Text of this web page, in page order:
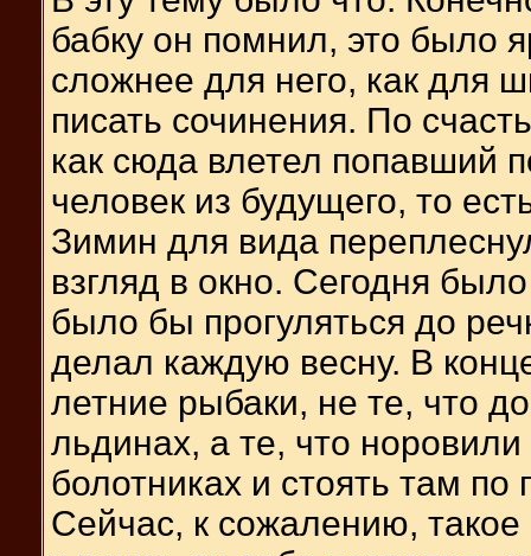
бабку он помнил, это было
сложнее для него, как для
писать сочинения. По
как сюда влетел попавший
человек из будущего, то
Зимин для вида
взгляд в окно. Сегодня
было бы прогуляться до
делал каждую весну. В
летние рыбаки, не те, что
льдинах, а те, что
болотниках и стоять там по
Сейчас, к сожалению, такое